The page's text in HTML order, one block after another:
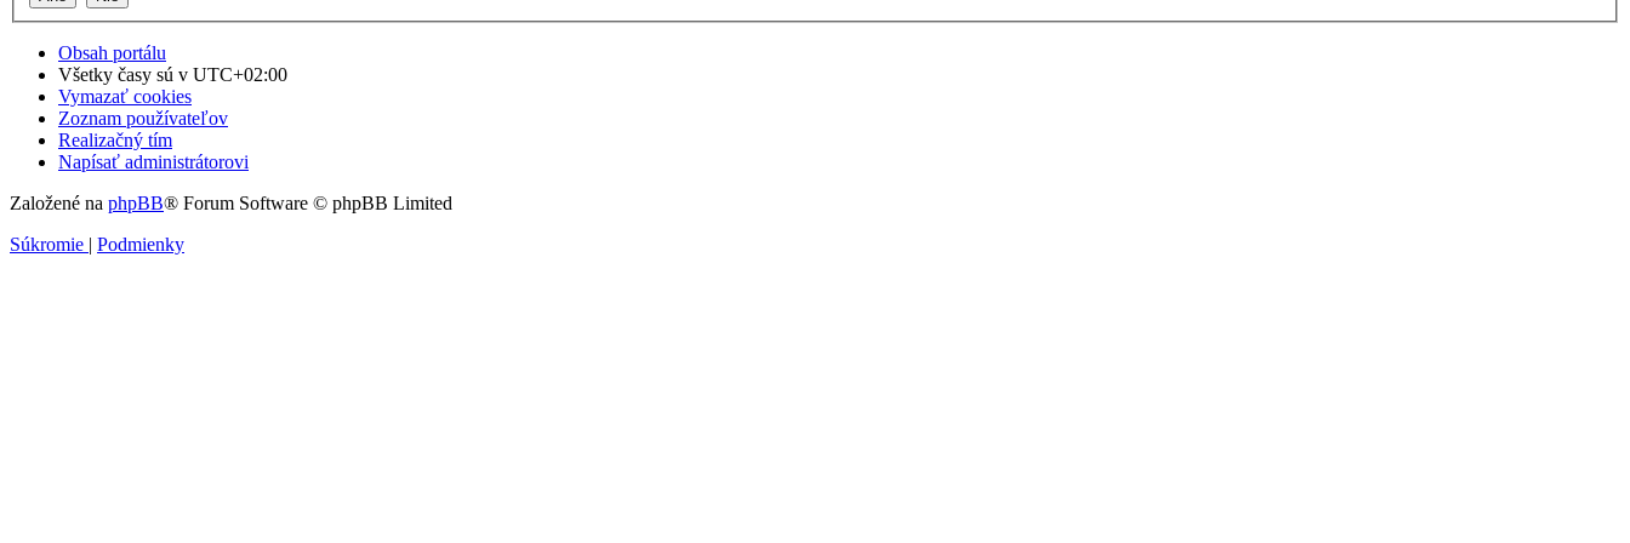
Obsah portálu
Všetky časy sú v UTC+02:00
Vymazať cookies
Zoznam používateľov
Realizačný tím
Napísať administrátorovi
Založené na phpBB® Forum Software © phpBB Limited
Súkromie | Podmienky